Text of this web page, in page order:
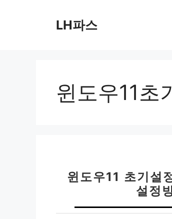
LH파스
윈도우11초
윈도우11 초기설
설정